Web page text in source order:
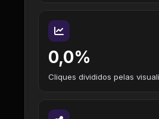
0,0%
Cliques divididos pelas